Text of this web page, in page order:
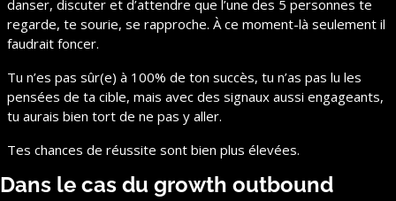
danser, discuter et d’attendre que l’une des 5 personnes te
regarde, te sourie, se rapproche. À ce moment-là seulement il
faudrait foncer.
Tu n’es pas sûr(e) à 100% de ton succès, tu n’as pas lu les
pensées de ta cible, mais avec des signaux aussi engageants,
tu aurais bien tort de ne pas y aller.
Tes chances de réussite sont bien plus élevées.
Dans le cas du growth outbound